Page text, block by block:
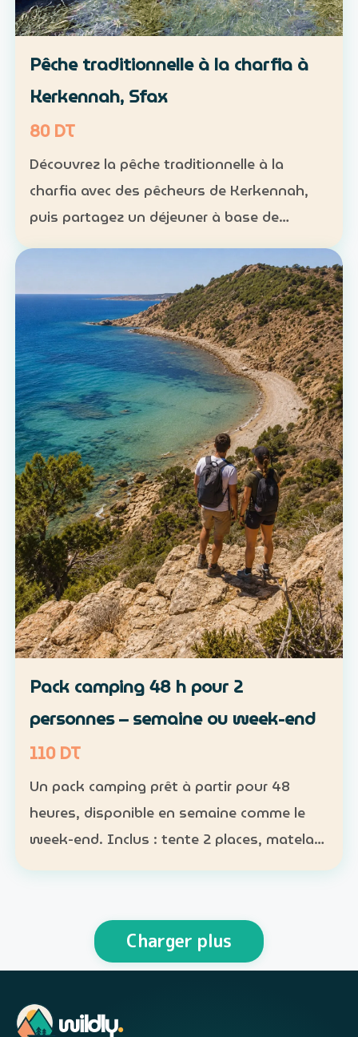
Pêche traditionnelle à la charfia à
Kerkennah, Sfax
80 DT
Découvrez la pêche traditionnelle à la
charfia avec des pêcheurs de Kerkennah,
puis partagez un déjeuner à base de
poisson. Expérience : sortie en mer et
découverte d’une technique de pêche
ancestrale Patrimoine : la c…
Pack camping 48 h pour 2
personnes – semaine ou week-end
110 DT
Un pack camping prêt à partir pour 48
heures, disponible en semaine comme le
week-end. Inclus : tente 2 places, matelas,
personnes Week-end…
Charger plus
wildly.